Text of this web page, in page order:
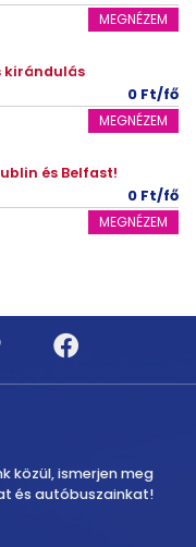
MEGNÉZEM
kirándulás
0 Ft/fő
MEGNÉZEM
és Belfast!
0 Ft/fő
MEGNÉZEM
közül, ismerjen meg
és autóbuszainkat!